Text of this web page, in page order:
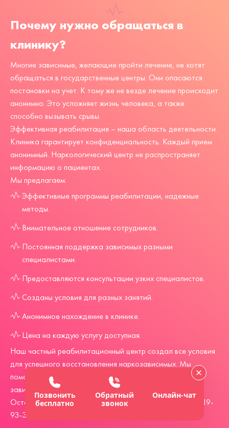
Почему нужно обращаться в
клинику?
Многие зависимые, желающие пройти лечение, не хотят
обращаться в государственные центры. Они опасаются
постановки на учет. К тому же не везде лечение происходит
анонимно. Это усложняет жизнь человека, а также
способно вызывать срывы.
Эффективная реабилитация – наша область деятельности.
Клиника гарантирует конфиденциальность. Каждый прием
анонимный. Наркологический центр не распространяет
информацию о пациентах.
Мы предлагаем:
Эффективные программы реабилитации, надежные
методы.
Внимательное отношение сотрудников.
Постоянная поддержка зависимых разными
специалистами.
Предоставляются консультации узких специалистов.
Созданы условия для разных занятий.
Анонимное нахождение в клинике.
Цена на каждую услугу доступная.
Наш частный реабилитационный центр создал все условия
для успешного восстановления наркозависимых. Мы
помогаем всем, кто столкнулся с этой опасной
зависимостью. Вызвать врачей можно в любое время.
Оставляйте заявку на сайте и по телефону ☎
8 (903) 019-
93-36
Позвонить
бесплатно
Обратный
звонок
Онлайн-чат